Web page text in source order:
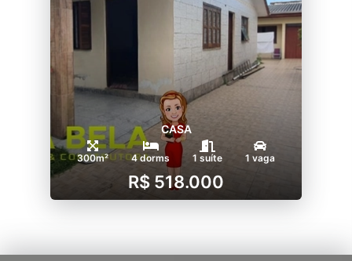
CASA
300m² 4 dorms 1 suíte 1 vaga
R$ 518.000